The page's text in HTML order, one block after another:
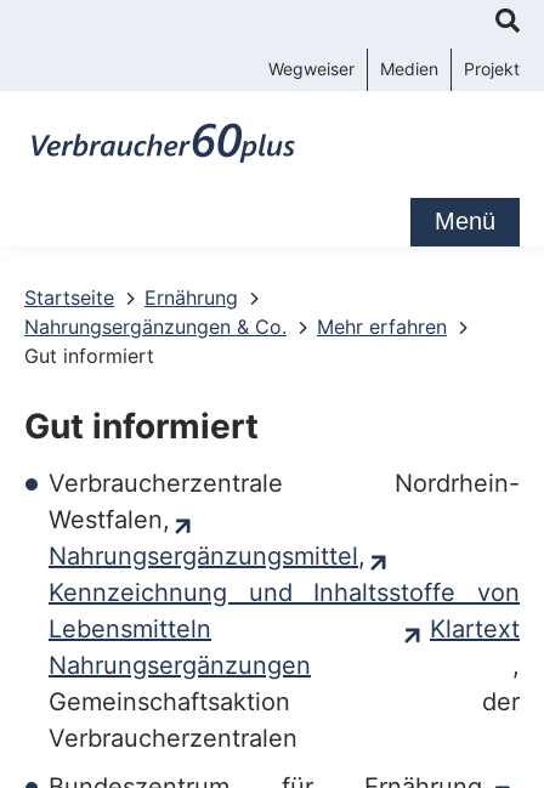
Wegweiser Medien Projekt
Menü
Startseite
Ernährung
Nahrungsergänzungen & Co.
Mehr erfahren
Gut informiert
Gut informiert
Verbraucherzentrale Nordrhein-
Westfalen,
Nahrungsergänzungsmittel,
Kennzeichnung und Inhaltsstoffe von
Lebensmitteln
Klartext
Nahrungsergänzungen ,
Gemeinschaftsaktion der
Verbraucherzentralen